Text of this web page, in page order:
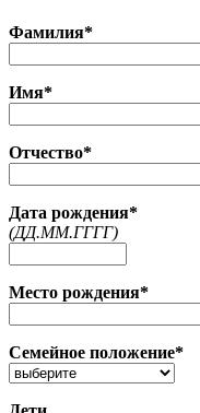
Фамилия*
Имя*
Отчество*
Дата рождения*
(ДД.MM.ГГГГ)
Место рождения*
Семейное положение*